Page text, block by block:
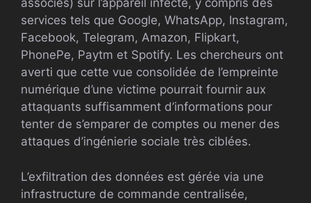
associés) sur l’appareil infecté, y compris des
services tels que Google, WhatsApp, Instagram,
Facebook, Telegram, Amazon, Flipkart,
PhonePe, Paytm et Spotify. Les chercheurs ont
averti que cette vue consolidée de l’empreinte
numérique d’une victime pourrait fournir aux
attaquants suffisamment d’informations pour
tenter de s’emparer de comptes ou mener des
attaques d’ingénierie sociale très ciblées.
L’exfiltration des données est gérée via une
infrastructure de commande centralisée,